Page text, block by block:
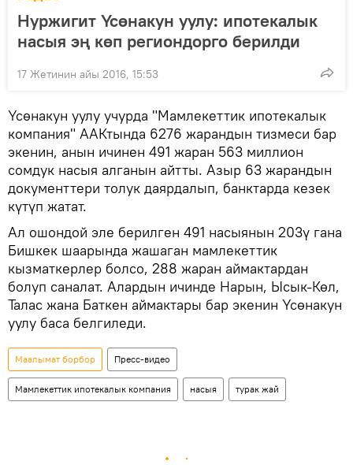
Нуржигит Үсөнакун уулу: ипотекалык
насыя эң көп региондорго берилди
17 Жетинин айы 2016, 15:53
Үсөнакун уулу учурда "Мамлекеттик ипотекалык
компания" ААКтында 6276 жарандын тизмеси бар
экенин, анын ичинен 491 жаран 563 миллион
сомдук насыя алганын айтты. Азыр 63 жарандын
документтери толук даярдалып, банктарда кезек
күтүп жатат.
Ал ошондой эле берилген 491 насыянын 203ү гана
Бишкек шаарында жашаган мамлекеттик
кызматкерлер болсо, 288 жаран аймактардан
болуп саналат. Алардын ичинде Нарын, Ысык-Көл,
Талас жана Баткен аймактары бар экенин Үсөнакун
уулу баса белгиледи.
Маалымат борбор Пресс-видео
Мамлекеттик ипотекалык компания насыя турак жай